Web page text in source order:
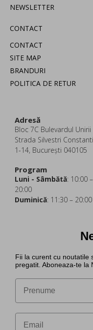
NEWSLETTER
CONTACT
CONTACT
SITE MAP
BRANDURI
POLITICA DE RETUR
Adresă
Bloc 7C Bulevardul Unirii
Strada Silvestri
1-14, București 040105
Program
Luni - Sâmbătă: 10:00 –
20:00
Duminică: 11:30 – 20:00
Fii la curent cu noutatile
pregatit. Aboneaza-te la